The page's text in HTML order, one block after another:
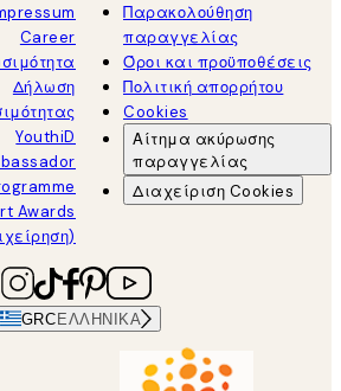
Career
Δήλωση
YouthiD
Awards
Παρακολούθηση
παραγγελίας
Όροι και προϋποθέσεις
Πολιτική απορρήτου
Cookies
Αίτημα ακύρωσης
παραγγελίας
Διαχείριση Cookies
GRCΕΛΛΗΝΙΚΆ